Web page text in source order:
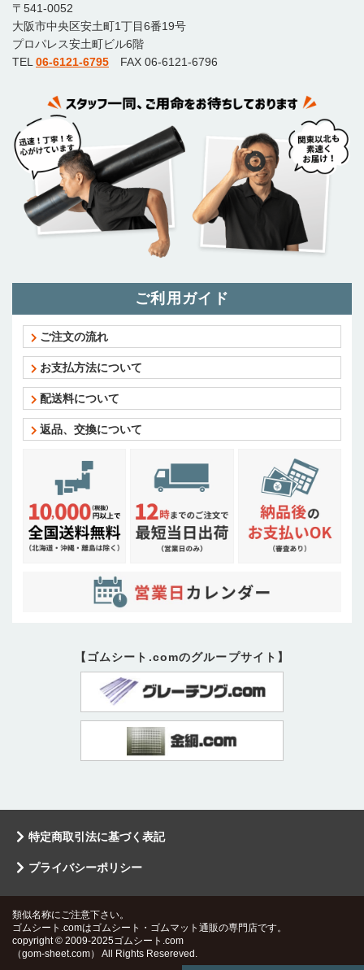
〒541-0052
大阪市中央区安土町1丁目6番19号
プロパレス安土町ビル6階
TEL 06-6121-6795 FAX 06-6121-6796
ご利用ガイド
ご注文の流れ
お支払方法について
配送料について
返品、交換について
【ゴムシート.comのグループサイト】
特定商取引法に基づく表記
プライバシーポリシー
類似名称にご注意下さい。
ゴムシート.comはゴムシート・ゴムマット通販の専門店です。
copyright © 2009-2025ゴムシート.com
（gom-sheet.com） All Rights Resereved.